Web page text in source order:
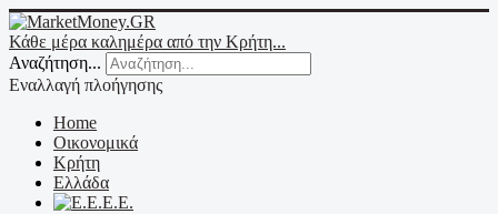
Κάθε μέρα καλημέρα από την Κρήτη...
Αναζήτηση...
Εναλλαγή πλοήγησης
Home
Οικονομικά
Κρήτη
Ελλάδα
Ε.Ε.